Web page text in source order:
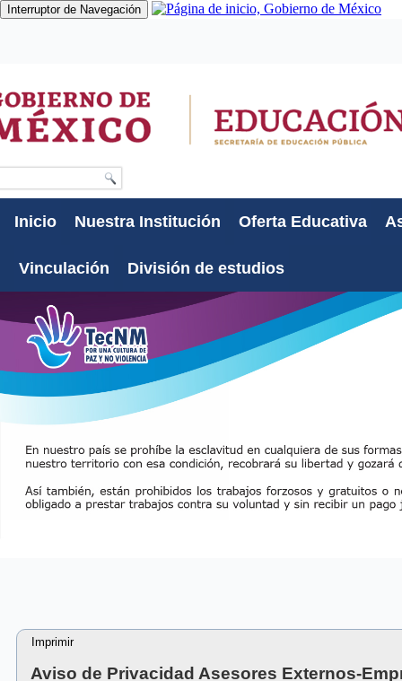
Interruptor de Navegación
Inicio Nuestra Institución Oferta Educativa
Vinculación División de estudios
Imprimir
Aviso de Privacidad Asesores Externos-